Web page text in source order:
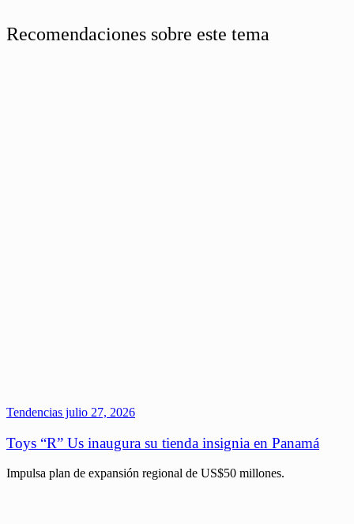
Recomendaciones sobre este tema
Tendencias julio 27, 2026
Toys “R” Us inaugura su tienda insignia en Panamá
Impulsa plan de expansión regional de US$50 millones.